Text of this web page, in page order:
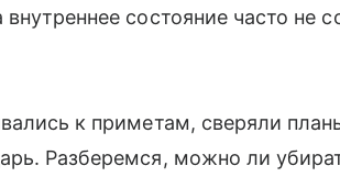
состояние часто не
к приметам, сверяли
Разберемся, можно ли